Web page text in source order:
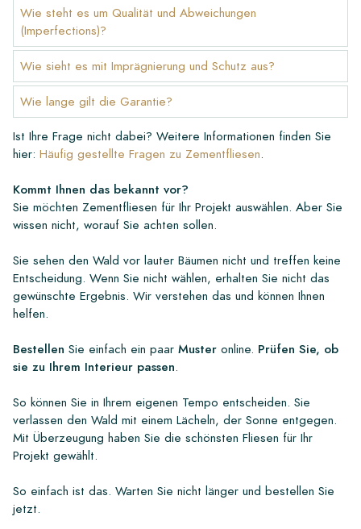
Wie steht es um Qualität und Abweichungen
(Imperfections)?
Wie sieht es mit Imprägnierung und Schutz aus?
Wie lange gilt die Garantie?
Ist Ihre Frage nicht dabei? Weitere Informationen finden Sie
hier: Häufig gestellte Fragen zu Zementfliesen.
Kommt Ihnen das bekannt vor?
Sie möchten Zementfliesen für Ihr Projekt auswählen. Aber Sie
wissen nicht, worauf Sie achten sollen.
Sie sehen den Wald vor lauter Bäumen nicht und treffen keine
Entscheidung. Wenn Sie nicht wählen, erhalten Sie nicht das
gewünschte Ergebnis. Wir verstehen das und können Ihnen
helfen.
Bestellen Sie einfach ein paar Muster online. Prüfen Sie, ob
sie zu Ihrem Interieur passen.
So können Sie in Ihrem eigenen Tempo entscheiden. Sie
verlassen den Wald mit einem Lächeln, der Sonne entgegen.
Mit Überzeugung haben Sie die schönsten Fliesen für Ihr
Projekt gewählt.
So einfach ist das. Warten Sie nicht länger und bestellen Sie
jetzt.